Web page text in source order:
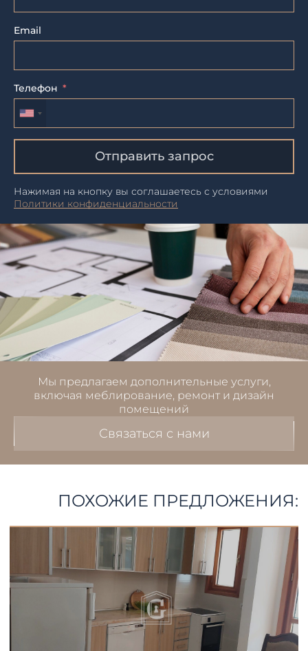
Email
Телефон
Отправить запрос
Нажимая на кнопку вы соглашаетесь с условиями
Политики конфиденциальности
Мы предлагаем дополнительные услуги,
включая меблирование, ремонт и дизайн
помещений
Связаться с нами
ПОХОЖИЕ ПРЕДЛОЖЕНИЯ: